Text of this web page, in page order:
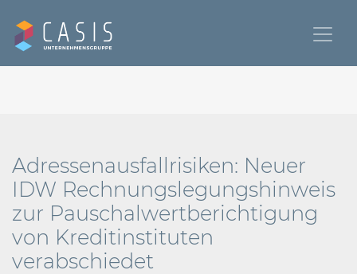
Adressenausfallrisiken: Neuer
IDW Rechnungslegungshinweis
zur Pauschalwertberichtigung
von Kreditinstituten
verabschiedet